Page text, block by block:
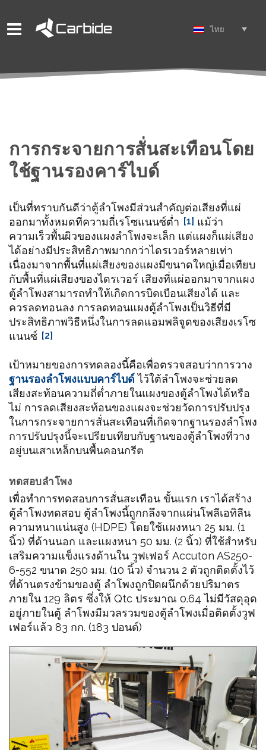
ไทย
การกระจายการสั่นสะเทือนโดย
ใช้ฐานรองคาร์ไบด์
เป็นที่ทราบกันดีว่าตู้ลำโพงมีส่วนสำคัญต่อเสียงที่แผ่
ออกมาทั้งหมดที่ความถี่เรโซแนนซ์ต่ำ [1] แม้ว่า
ความเร็วพื้นผิวของแผงลำโพงจะเล็ก แต่แผงก็แผ่เสียง
ได้อย่างมีประสิทธิภาพมากกว่าไดรเวอร์หลายเท่า
เนื่องมาจากพื้นที่แผ่เสียงของแผงมีขนาดใหญ่เมื่อเทียบ
กับพื้นที่แผ่เสียงของไดรเวอร์ เสียงที่แผ่ออกมาจากแผง
ตู้ลำโพงสามารถทำให้เกิดการบิดเบือนเสียงได้ และ
ควรลดทอนลง การลดทอนแผงตู้ลำโพงเป็นวิธีที่มี
ประสิทธิภาพวิธีหนึ่งในการลดแอมพลิจูดของเสียงเรโซ
แนนซ์ [2]
เป้าหมายของการทดลองนี้คือเพื่อตรวจสอบว่าการวาง
ฐานรองลำโพงแบบคาร์ไบด์ ไว้ใต้ลำโพงจะช่วยลด
เสียงสะท้อนความถี่ต่ำภายในแผงของตู้ลำโพงได้หรือ
ไม่ การลดเสียงสะท้อนของแผงจะช่วยวัดการปรับปรุง
ในการกระจายการสั่นสะเทือนที่เกิดจากฐานรองลำโพง
การปรับปรุงนี้จะเปรียบเทียบกับฐานของตู้ลำโพงที่วาง
อยู่บนเสาเหล็กบนพื้นคอนกรีต
ทดสอบลำโพง
เพื่อทำการทดสอบการสั่นสะเทือน ขั้นแรก เราได้สร้าง
ตู้ลำโพงทดสอบ ตู้ลำโพงนี้ถูกกลึงจากแผ่นโพลีเอทิลีน
ความหนาแน่นสูง (HDPE) โดยใช้แผงหนา 25 มม. (1
นิ้ว) ที่ด้านนอก และแผงหนา 50 มม. (2 นิ้ว) ที่ใช้สำหรับ
เสริมความแข็งแรงด้านใน วูฟเฟอร์ Accuton AS250-
6-552 ขนาด 250 มม. (10 นิ้ว) จำนวน 2 ตัวถูกติดตั้งไว้
ที่ด้านตรงข้ามของตู้ ลำโพงถูกปิดผนึกด้วยปริมาตร
ภายใน 129 ลิตร ซึ่งให้ Qtc ประมาณ 0.64 ไม่มีวัสดุอุด
อยู่ภายในตู้ ลำโพงมีมวลรวมของตู้ลำโพงเมื่อติดตั้งวูฟ
เฟอร์แล้ว 83 กก. (183 ปอนด์)